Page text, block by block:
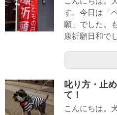
す。今日は「
願」でした。
康祈願日和で
叱り方・止
て！
こんにちは。